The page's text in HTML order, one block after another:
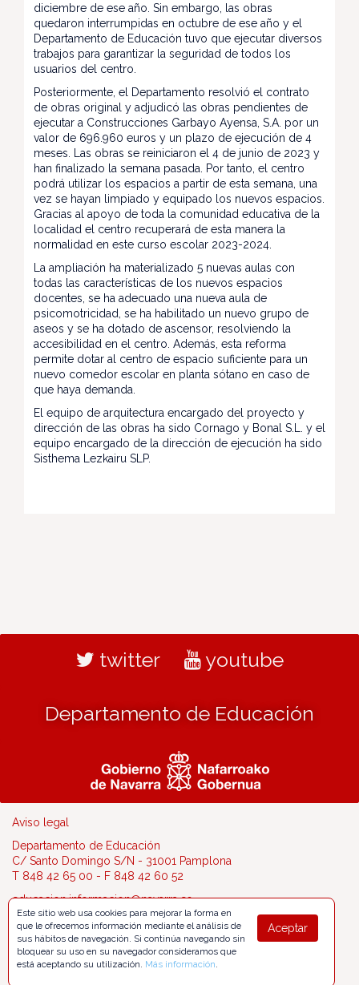
diciembre de ese año. Sin embargo, las obras
quedaron interrumpidas en octubre de ese año y el
Departamento de Educación tuvo que ejecutar diversos
trabajos para garantizar la seguridad de todos los
usuarios del centro.
Posteriormente, el Departamento resolvió el contrato
de obras original y adjudicó las obras pendientes de
ejecutar a Construcciones Garbayo Ayensa, S.A. por un
valor de 696.960 euros y un plazo de ejecución de 4
meses. Las obras se reiniciaron el 4 de junio de 2023 y
han finalizado la semana pasada. Por tanto, el centro
podrá utilizar los espacios a partir de esta semana, una
vez se hayan limpiado y equipado los nuevos espacios.
Gracias al apoyo de toda la comunidad educativa de la
localidad el centro recuperará de esta manera la
normalidad en este curso escolar 2023-2024.
La ampliación ha materializado 5 nuevas aulas con
todas las características de los nuevos espacios
docentes, se ha adecuado una nueva aula de
psicomotricidad, se ha habilitado un nuevo grupo de
aseos y se ha dotado de ascensor, resolviendo la
accesibilidad en el centro. Además, esta reforma
permite dotar al centro de espacio suficiente para un
nuevo comedor escolar en planta sótano en caso de
que haya demanda.
El equipo de arquitectura encargado del proyecto y
dirección de las obras ha sido Cornago y Bonal S.L. y el
equipo encargado de la dirección de ejecución ha sido
Sisthema Lezkairu SLP.
twitter youtube
Departamento de Educación
Aviso legal
Departamento de Educación
C/ Santo Domingo S/N - 31001 Pamplona
T 848 42 65 00 - F 848 42 60 52
educacion.informacion@navarra.es
Aceptar
Este sitio web usa cookies para mejorar la forma en
que le ofrecemos información mediante el análisis de
sus hábitos de navegación. Si continúa navegando sin
bloquear su uso en su navegador consideramos que
está aceptando su utilización. Más información.